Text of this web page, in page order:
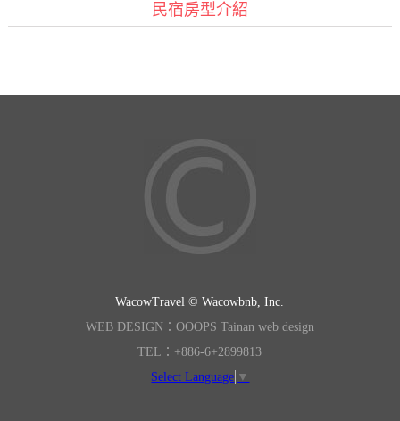
民宿房型介紹
WacowTravel © Wacowbnb, Inc.
WEB DESIGN：OOOPS Tainan web design
TEL：+886-6+2899813
Select Language ▼